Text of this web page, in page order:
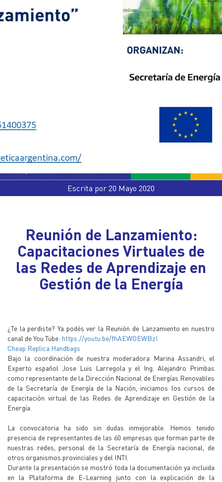
Escrita por 20 Mayo 2020
Reunión de Lanzamiento:
Capacitaciones Virtuales de
las Redes de Aprendizaje en
Gestión de la Energía
¿Te la perdiste? Ya podés ver la Reunión de Lanzamiento en nuestro
canal de You Tube: https://youtu.be/fhAEWOEWBzI
Cheap Replica Handbags
Bajo la coordinación de nuestra moderadora Marina Assandri, el
Experto español Jose Luis Larregola y el Ing. Alejandro Primbas
como representante de la Dirección Nacional de Energías Renovables
de la Secretaría de Energía de la Nación, iniciamos los cursos de
capacitación virtual de las Redes de Aprendizaje en Gestión de la
Energía.
La convocatoria ha sido sin dudas inmejorable. Hemos tenido
presencia de representantes de las 60 empresas que forman parte de
nuestras redes, personal de la Secretaría de Energía nacional, de
otros organismos provinciales y del INTI.
Durante la presentación se mostró toda la documentación ya incluida
en la Plataforma de E-Learning junto con la explicación de la